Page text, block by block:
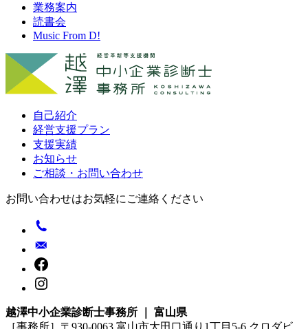
業務案内
読書会
Music From D!
自己紹介
経営支援プラン
支援実績
お知らせ
ご相談・お問い合わせ
お問い合わせはお気軽にご連絡ください
越澤中小企業診断士事務所 ｜ 富山県
［事務所］〒930-0063 富山市太田口通り1丁目5-6 クロダビ